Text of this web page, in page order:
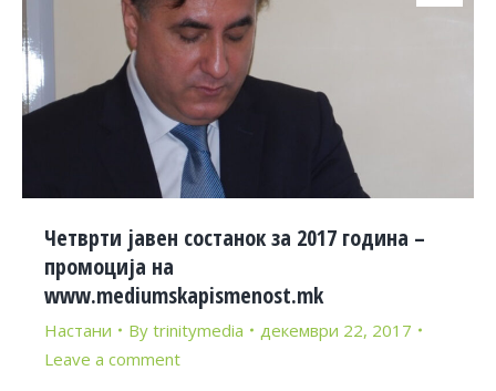
Четврти jавен состанок за 2017 година –
промоција на
www.mediumskapismenost.mk
Настани By trinitymedia
декември 22, 2017
Leave a comment